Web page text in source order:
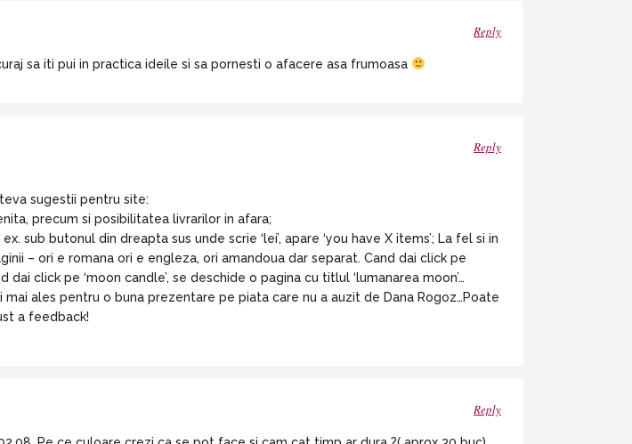
Reply
sa iti pui in practica ideile si sa pornesti o afacere asa frumoasa
Reply
sugestii pentru site:
precum si posibilitatea livrarilor in afara;
sub butonul din dreapta sus unde scrie ‘lei’, apare ‘you have X items’; La fel si in
– ori e romana ori e engleza, ori amandoua dar separat. Cand dai click pe
dai click pe ‘moon candle’, se deschide o pagina cu titlul ‘lumanarea moon’…
ales pentru o buna prezentare pe piata care nu a auzit de Dana Rogoz…Poate
a feedback!
Reply